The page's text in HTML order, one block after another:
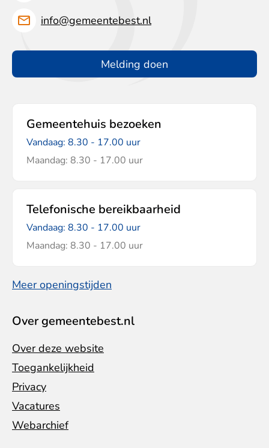
info@gemeentebest.nl
Melding doen
Gemeentehuis bezoeken
Vandaag: 8.30 - 17.00 uur
Maandag: 8.30 - 17.00 uur
Telefonische bereikbaarheid
Vandaag: 8.30 - 17.00 uur
Maandag: 8.30 - 17.00 uur
Meer openingstijden
Over gemeentebest.nl
Over deze website
Toegankelijkheid
Privacy
Vacatures
Webarchief